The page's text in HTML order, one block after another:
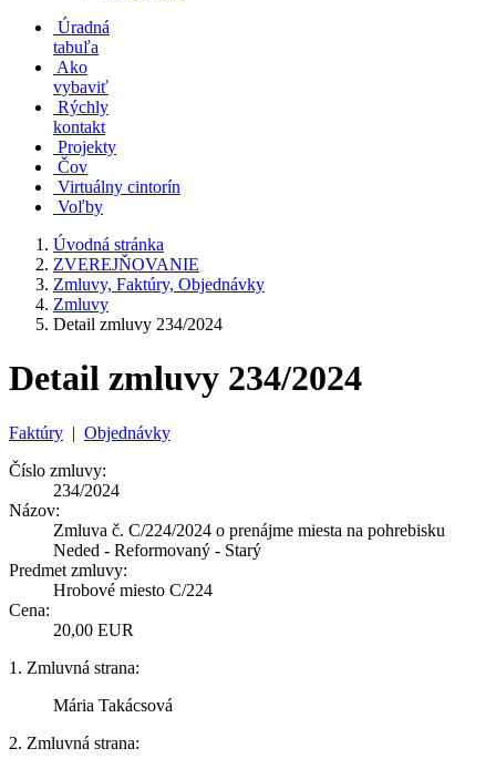
Úradná
tabuľa
Ako
vybaviť
Rýchly
kontakt
Projekty
Čov
Virtuálny cintorín
Voľby
Úvodná stránka
ZVEREJŇOVANIE
Zmluvy, Faktúry, Objednávky
Zmluvy
Detail zmluvy 234/2024
Detail zmluvy 234/2024
Faktúry | Objednávky
Číslo zmluvy:
234/2024
Názov:
Zmluva č. C/224/2024 o prenájme miesta na pohrebisku
Neded - Reformovaný - Starý
Predmet zmluvy:
Hrobové miesto C/224
Cena:
20,00 EUR
1. Zmluvná strana:
Mária Takácsová
2. Zmluvná strana: